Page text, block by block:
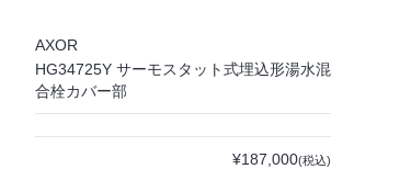
AXOR
HG34725Y サーモスタット式埋込形湯水混
合栓カバー部
¥187,000(税込)